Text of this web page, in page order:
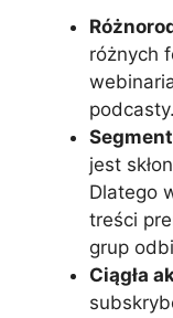
różnych
podcasty.
jest
Dlatego
treści
grup
Ciągła